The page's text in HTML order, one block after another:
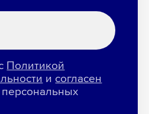
Политикой
и согласен